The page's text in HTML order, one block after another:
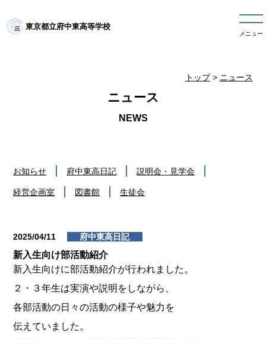
東京都立府中東高等学校
メニュー
トップ> ニュース
ニュース
お知らせ 府中東高日記 説明会・見学会
経営企画室 図書館 生徒会
2025/04/11 府中東高日記
新入生向け部活動紹介
新入生向けに部活動紹介が行われました。
２・３年生は実演や説明をしながら、
各部活動の日々の活動の様子や魅力を
伝えていました。